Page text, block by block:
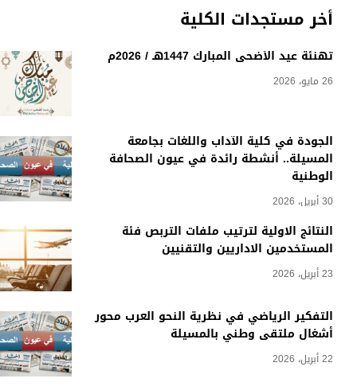
أخر مستجدات الكلية
تهنئة عيد الأضحى المبارك 1447هـ / 2026م
26 مايو، 2026
الجودة في كلية الآداب واللغات بجامعة
المسيلة.. أنشطة رائدة في عيون الصحافة
الوطنية
30 أبريل، 2026
النتائج الاولية لترتيب ملفات التربص فئة
المستخدمين الاداريين والتقنيين
23 أبريل، 2026
التفكير الرياضي في نظرية النحو العرب محور
أشغال ملتقى وطني بالمسيلة
22 أبريل، 2026